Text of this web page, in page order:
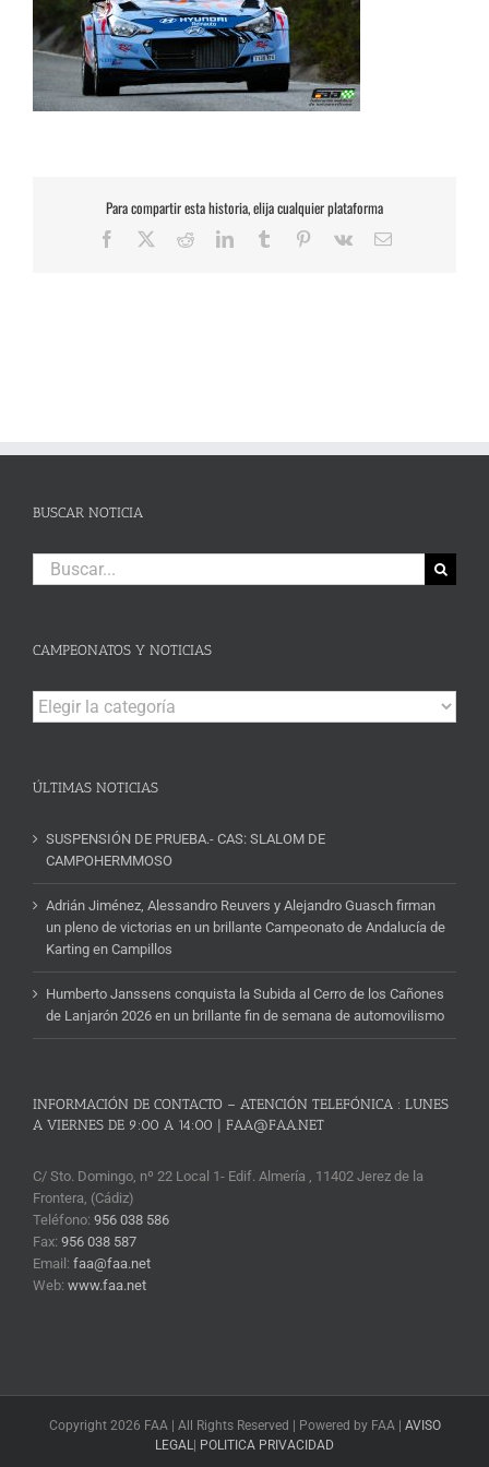
Para compartir esta historia, elija cualquier plataforma
Facebook RedditLinkedInTumblr Pinterest
Vk
Correo
BUSCAR NOTICIA
Buscar:
CAMPEONATOS Y NOTICIAS
Campeonatos
y
ÚLTIMAS NOTICIAS
SUSPENSIÓN DE PRUEBA.- CAS: SLALOM DE
CAMPOHERMMOSO
Adrián Jiménez, Alessandro Reuvers y Alejandro Guasch firman
un pleno de victorias en un brillante Campeonato de Andalucía de
Karting en Campillos
Humberto Janssens conquista la Subida al Cerro de los Cañones
de Lanjarón 2026 en un brillante fin de semana de automovilismo
INFORMACIÓN DE CONTACTO – ATENCIÓN TELEFÓNICA : LUNES
A VIERNES DE 9:00 A 14:00 | FAA@FAA.NET
C/ Sto. Domingo, nº 22 Local 1- Edif. Almería , 11402 Jerez de la
Frontera, (Cádiz)
Teléfono: 956 038 586
Fax: 956 038 587
Email: faa@faa.net
Web: www.faa.net
Copyright 2026 FAA | All Rights Reserved | Powered by FAA | AVISO
LEGAL | POLITICA PRIVACIDAD